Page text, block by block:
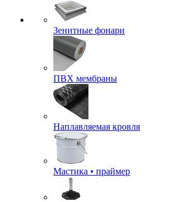
Зенитные фонари
ПВХ мембраны
Наплавляемая кровля
Мастика • праймер